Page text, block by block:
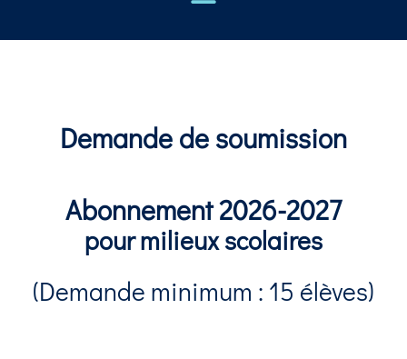
Demande de soumission
Abonnement 2026-2027
pour milieux scolaires
(Demande minimum : 15 élèves)